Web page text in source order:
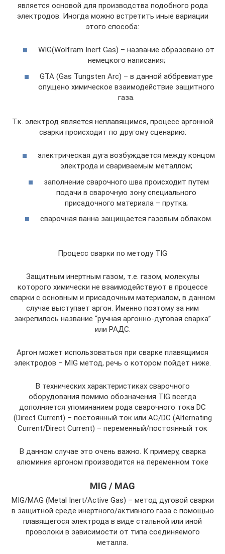
является основой для производства подобного рода
электродов. Иногда можно встретить иные вариации
этого способа:
WIG(Wolfram Inert Gas) – название образовано от
немецкого написания;
GTA (Gas Tungsten Arc) – в данной аббревиатуре
опущено химическое взаимодействие защитного
газа.
Т.к. электрод является неплавящимся, процесс аргонной
сварки происходит по другому сценарию:
электрическая дуга возбуждается между концом
электрода и свариваемым металлом;
заполнение сварочного шва происходит путем
подачи в сварочную зону специального
присадочного материала – прутка;
сварочная ванна защищается газовым облаком.
Процесс сварки по методу TIG
Защитным инертным газом, т.е. газом, молекулы
которого химически не взаимодействуют в процессе
сварки с основным и присадочным материалом, в данном
случае выступает аргон. Именно поэтому за ним
закрепилось название “ручная аргонно-дуговая сварка”
или РАДС.
Аргон может использоваться при сварке плавящимся
электродов – MIG метод, речь о котором пойдет ниже.
В технических характеристиках сварочного
оборудования помимо обозначения TIG всегда
дополняется упоминанием рода сварочного тока DC
(Direct Current) – постоянный ток или AC/DC (Alternating
Current/Direct Current) – переменный/постоянный ток
В данном случае это очень важно. К примеру, сварка
алюминия аргоном производится на переменном токе
MIG / MAG
MIG/MAG (Metal Inert/Active Gas) – метод дуговой сварки
в защитной среде инертного/активного газа с помощью
плавящегося электрода в виде стальной или иной
проволоки в зависимости от типа соединяемого
металла.